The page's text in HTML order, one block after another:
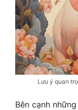
Lưu ý quan
Bên cạnh